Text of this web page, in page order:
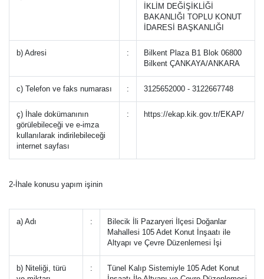
İKLİM DEĞİŞİKLİĞİ
BAKANLIĞI TOPLU KONUT
İDARESİ BAŞKANLIĞI
b) Adresi :
Bilkent Plaza B1 Blok 06800
Bilkent ÇANKAYA/ANKARA
c) Telefon ve faks numarası : 3125652000 - 3122667748
ç) İhale dokümanının
görülebileceği ve e-imza
kullanılarak indirilebileceği
internet sayfası
: https://ekap.kik.gov.tr/EKAP/
2-İhale konusu yapım işinin
a) Adı :
Bilecik İli Pazaryeri İlçesi Doğanlar
Mahallesi 105 Adet Konut İnşaatı ile
Altyapı ve Çevre Düzenlemesi İşi
b) Niteliği, türü
:
Tünel Kalıp Sistemiyle 105 Adet Konut